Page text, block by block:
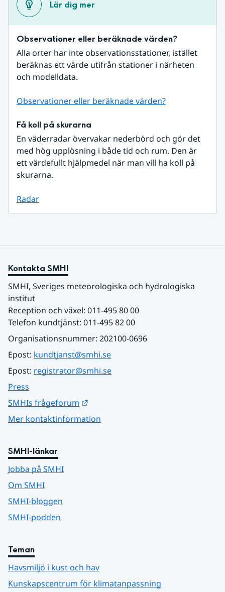
Lär dig mer
Observationer eller beräknade värden?
Alla orter har inte observationsstationer, istället
beräknas ett värde utifrån stationer i närheten
och modelldata.
Observationer eller beräknade värden?
Få koll på skurarna
En väderradar övervakar nederbörd och gör det
med hög upplösning i både tid och rum. Den är
ett värdefullt hjälpmedel när man vill ha koll på
skurarna.
Radar
Kontakta SMHI
SMHI, Sveriges meteorologiska och hydrologiska
institut
Reception och växel: 011-495 80 00
Telefon kundtjänst: 011-495 82 00
Organisationsnummer: 202100-0696
Epost: kundtjanst@smhi.se
Epost: registrator@smhi.se
Press
SMHIs frågeforum
Mer kontaktinformation
SMHI-länkar
Jobba på SMHI
Om SMHI
SMHI-bloggen
SMHI-podden
Teman
Havsmiljö i kust och hav
Kunskapscentrum för klimatanpassning